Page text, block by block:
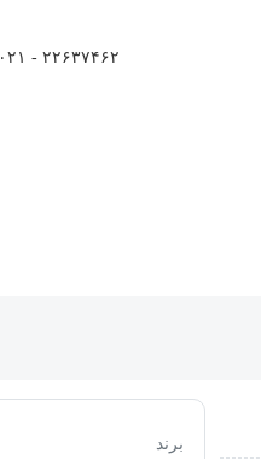
۰۲۱ - ۲۲۶۳۷۴۶۲
برند